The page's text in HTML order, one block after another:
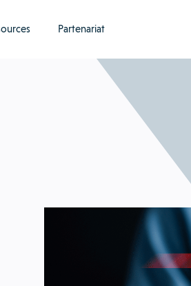
Partenariat